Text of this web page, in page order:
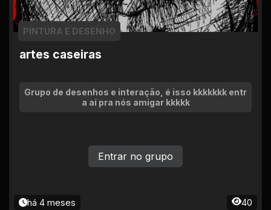
artes caseiras
PINTURA E DESENHO
Grupo de desenhos e interação, é isso kkkkkkk entr
a aí pra nós amigar kkkkk
há 4 meses 40
Entrar no grupo